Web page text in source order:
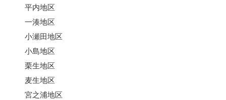
平内地区
一湊地区
小瀬田地区
小島地区
栗生地区
麦生地区
宮之浦地区